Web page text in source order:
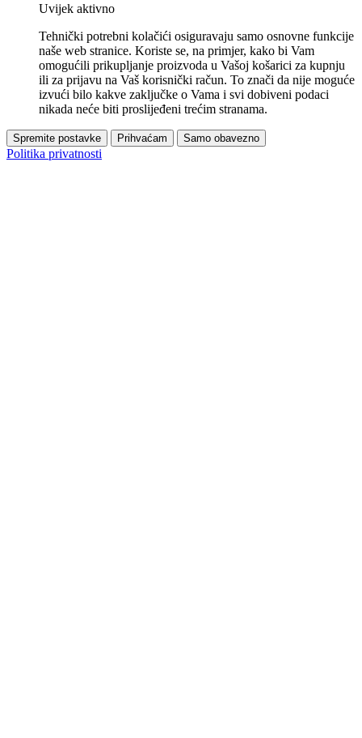
Uvijek aktivno
Tehnički potrebni kolačići osiguravaju samo osnovne funkcije
naše web stranice. Koriste se, na primjer, kako bi Vam
omogućili prikupljanje proizvoda u Vašoj košarici za kupnju
ili za prijavu na Vaš korisnički račun. To znači da nije moguće
izvući bilo kakve zaključke o Vama i svi dobiveni podaci
nikada neće biti proslijeđeni trećim stranama.
Spremite postavke Prihvaćam Samo obavezno
Politika privatnosti